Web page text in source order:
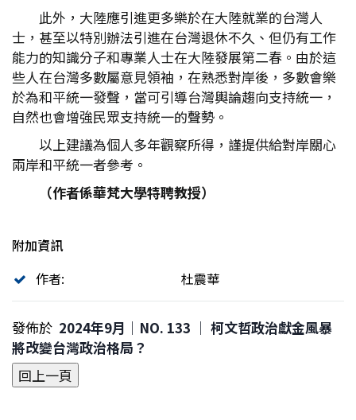
此外，大陸應引進更多樂於在大陸就業的台灣人
士，甚至以特別辦法引進在台灣退休不久、但仍有工作
能力的知識分子和專業人士在大陸發展第二春。由於這
些人在台灣多數屬意見領袖，在熟悉對岸後，多數會樂
於為和平統一發聲，當可引導台灣輿論趨向支持統一，
自然也會增強民眾支持統一的聲勢。
以上建議為個人多年觀察所得，謹提供給對岸關心
兩岸和平統一者參考。
（作者係華梵大學特聘教授）
附加資訊
作者:
杜震華
發佈於 2024年9月｜NO. 133 │ 柯文哲政治獻金風暴
將改變台灣政治格局？